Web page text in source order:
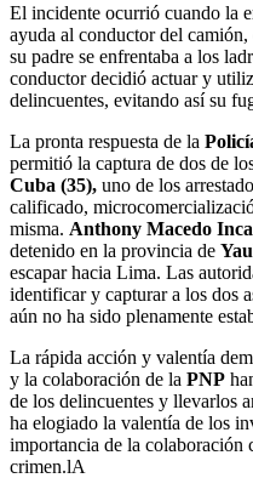
El incidente ocurrió cuando la
ayuda al conductor del
su padre se enfrentaba a los
conductor decidió actuar y
delincuentes, evitando así su
La pronta respuesta de la
permitió la captura de dos de
Cuba (35), uno de los
calificado,
misma. Anthony Macedo
detenido en la provincia de
escapar hacia Lima. Las
identificar y capturar a los dos
aún no ha sido plenamente
La rápida acción y valentía
y la colaboración de la PNP
de los delincuentes y llevarlos
ha elogiado la valentía de los
importancia de la colaboración
crimen.lA